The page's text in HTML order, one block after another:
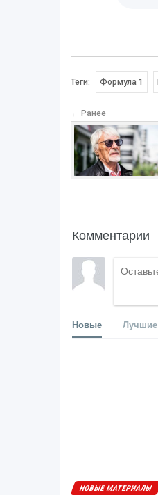
Теги: Формула 1
← Ранее
Комментарии
Новые Лучшие
НОВЫЕ МАТЕРИАЛЫ